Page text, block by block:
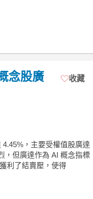
念股廣
收藏
，主要受權值股廣達
，但廣達作為 AI 概念指標
利了結賣壓，使得